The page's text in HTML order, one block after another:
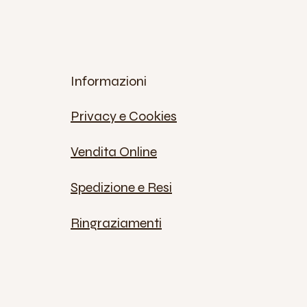
Informazioni
Privacy e Cookies
Vendita Online
Spedizione e Resi
Ringraziamenti